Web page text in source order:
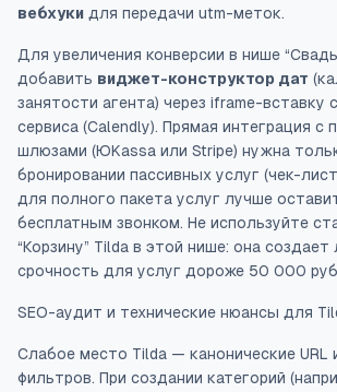
вебхуки для передачи utm-меток.
Для увеличения конверсии в нише
добавить виджет-конструктор дат
занятости агента) через iframe-вставку
сервиса (Calendly). Прямая интеграция с
шлюзами (ЮKassa или Stripe) нужна
бронировании пассивных услуг (чек-
для полного пакета услуг лучше
бесплатным звонком. Не используйте
“Корзину” Tilda в этой нише: она
срочность для услуг дороже 50 000
SEO-аудит и технические нюансы для
Слабое место Tilda — канонические URL
фильтров. При создании категорий